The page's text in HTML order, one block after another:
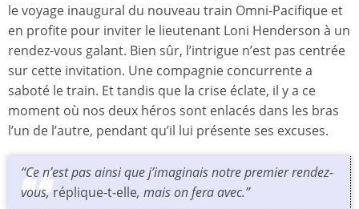
le voyage inaugural du nouveau train Omni-Pacifique et
en profite pour inviter le lieutenant Loni Henderson à un
rendez-vous galant. Bien sûr, l’intrigue n’est pas centrée
sur cette invitation. Une compagnie concurrente a
saboté le train. Et tandis que la crise éclate, il y a ce
moment où nos deux héros sont enlacés dans les bras
l’un de l’autre, pendant qu’il lui présente ses excuses.
“Ce n’est pas ainsi que j’imaginais notre premier rendez-
vous,réplique-t-elle, mais on fera avec.”